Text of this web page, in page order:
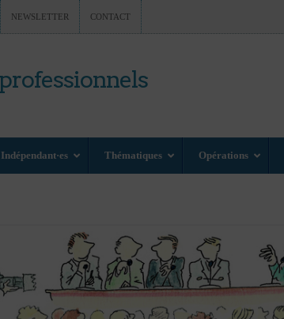
NEWSLETTER CONTACT
Indépendant·es Thématiques Opérations